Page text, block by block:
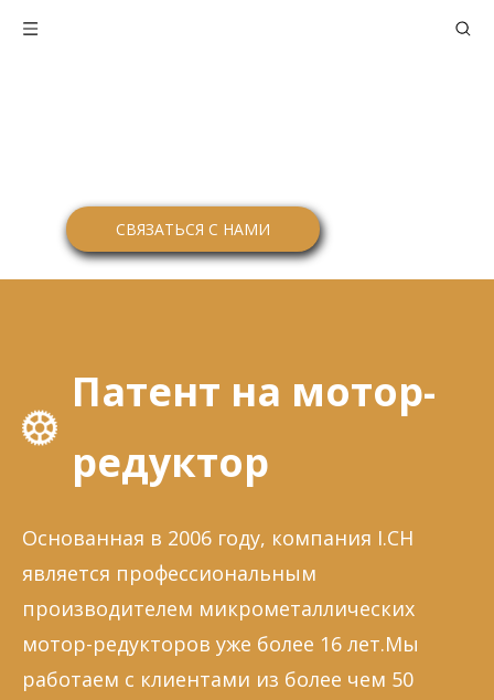
СВЯЗАТЬСЯ С НАМИ
Патент на мотор-
редуктор
Основанная в 2006 году, компания I.CH
является профессиональным
производителем микрометаллических
мотор-редукторов уже более 16 лет.Мы
работаем с клиентами из более чем 50